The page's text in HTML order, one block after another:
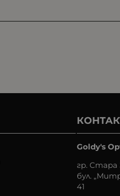
Goldy's
гр. Стара
бул.
41